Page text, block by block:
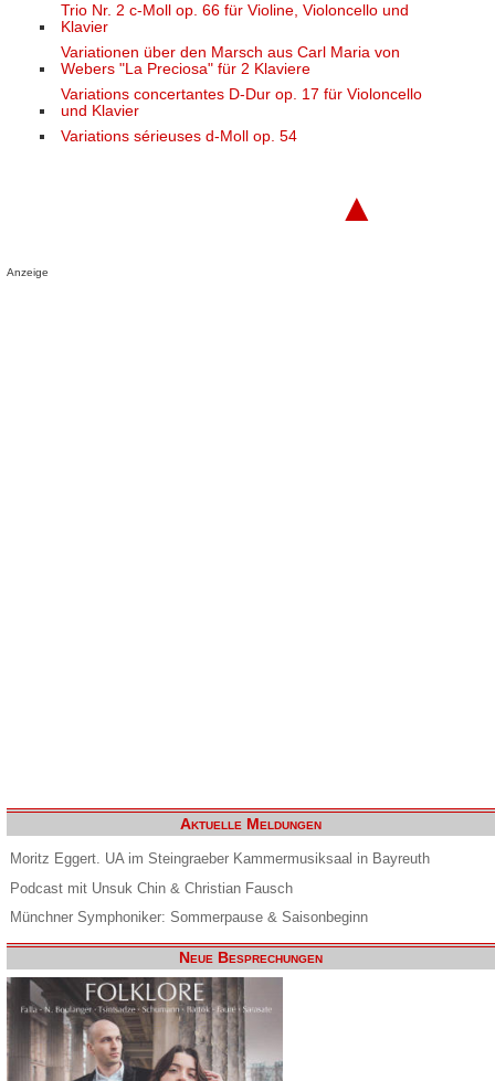
Trio Nr. 2 c-Moll op. 66 für Violine, Violoncello und
Klavier
Variationen über den Marsch aus Carl Maria von
Webers "La Preciosa" für 2 Klaviere
Variations concertantes D-Dur op. 17 für Violoncello
und Klavier
Variations sérieuses d-Moll op. 54
▲
Anzeige
Aktuelle Meldungen
Moritz Eggert. UA im Steingraeber Kammermusiksaal in Bayreuth
Podcast mit Unsuk Chin & Christian Fausch
Münchner Symphoniker: Sommerpause & Saisonbeginn
Neue Besprechungen